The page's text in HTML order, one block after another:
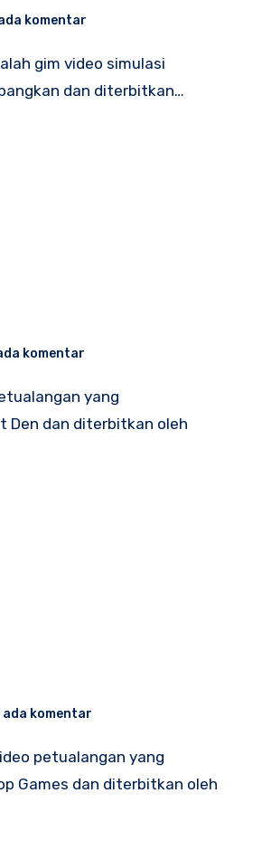
komentar
dan diterbitkan…
komentar
Den dan diterbitkan oleh
ada komentar
Games dan diterbitkan oleh